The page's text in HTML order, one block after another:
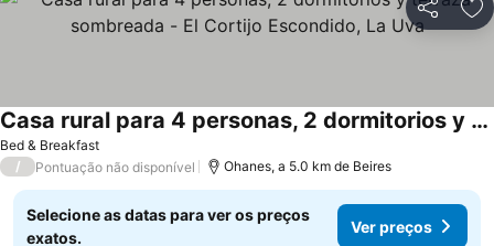
Partilhar
Bed & Breakfast
Casa rural para 4 personas, 2 dormitorios y terraza sombreada - El Cortijo Escondido, La Uva
/ Pontuação não disponível Ohanes, a 5.0 km de Beires
Selecione as datas para ver os preços
exatos.
Ver preços